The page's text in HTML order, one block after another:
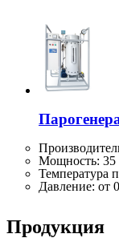
Мощность: 35
Температура
Давление: от
Продукция